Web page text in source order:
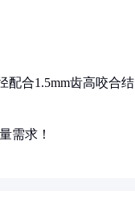
配合1.5mm齿高咬合结
需求！